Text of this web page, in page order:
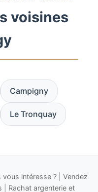
voisines
Campigny
Le Tronquay
vous intéresse ?| Vendez
Rachat argenterie et